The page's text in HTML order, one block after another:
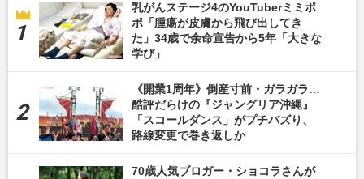
乳がんステージ4のYouTuberミミポ
ポ「腫瘍が皮膚から飛び出してき
た」34歳で余命宣告から5年「大きな
学び」
《開業1周年》倒産寸前・ガラガラ…
酷評だらけの『ジャングリア沖縄』
「スコールダンス」がプチバズり、
路線変更で巻き返しか
70歳人気ブロガー・ショコラさんが